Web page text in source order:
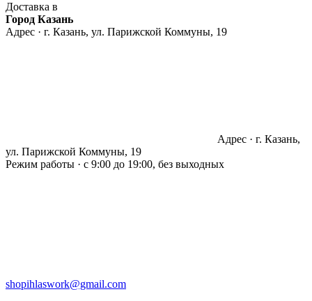
Доставка в
Город Казань
Адрес · г. Казань, ул. Парижской Коммуны, 19
Адрес · г. Казань,
ул. Парижской Коммуны, 19
Режим работы · с 9:00 до 19:00, без выходных
shopihlaswork@gmail.com